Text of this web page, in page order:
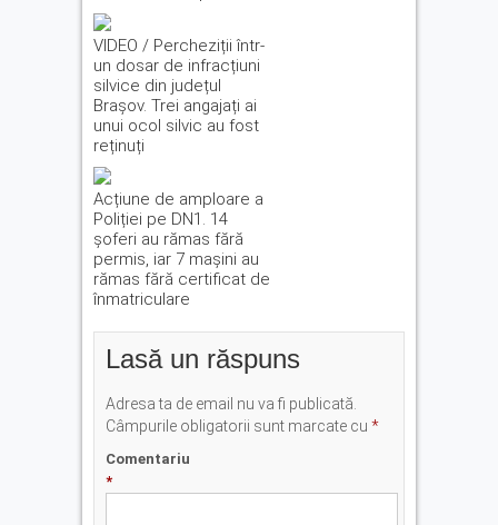
VIDEO / Percheziții într-
un dosar de infracțiuni
silvice din județul
Brașov. Trei angajați ai
unui ocol silvic au fost
reținuți
Acțiune de amploare a
Poliției pe DN1. 14
șoferi au rămas fără
permis, iar 7 mașini au
rămas fără certificat de
înmatriculare
Lasă un răspuns
Adresa ta de email nu va fi publicată.
Câmpurile obligatorii sunt marcate cu *
Comentariu
*